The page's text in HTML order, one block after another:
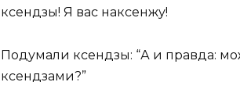
ксендзы! Я вас наксенжу!
Подумали ксендзы: “А и правда:
ксендзами?”